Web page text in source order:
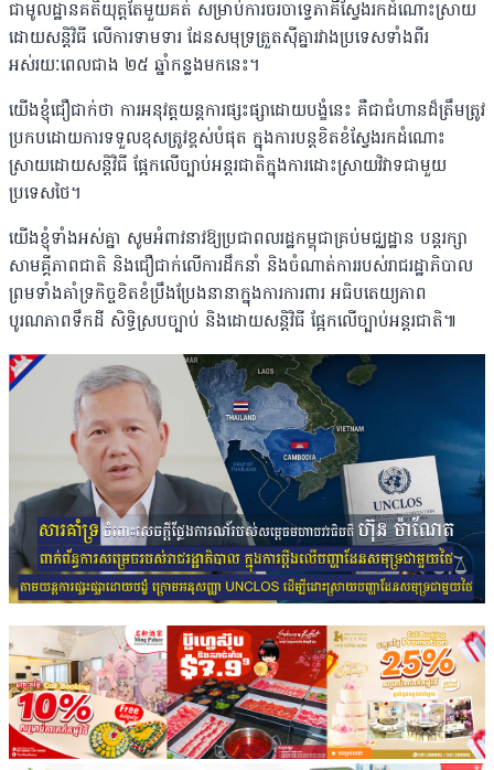
ជាមូលដ្ឋានគតិយុត្តតែមួយគត់ សម្រាប់ការចរចាទ្វេភាគីស្វែងរកដំណោះស្រាយ
ដោយសន្តិវិធី លើការទាមទារ ដែនសមុទ្រត្រួតស៊ីគ្នារវាងប្រទេសទាំងពីរ
អស់រយៈពេលជាង ២៥ ឆ្នាំកន្លងមកនេះ។
យើងខ្ញុំជឿជាក់ថា ការអនុវត្តយន្តការផ្សះផ្សាដោយបង្ខំនេះ គឺជាជំហានដ៏ត្រឹមត្រូវ
ប្រកបដោយការទទួលខុសត្រូវខ្ពស់បំផុត ក្នុងការបន្តខិតខំស្វែងរកដំណោះ
ស្រាយដោយសន្តិវិធី ផ្អែកលើច្បាប់អន្តរជាតិក្នុងការដោះស្រាយវិវាទជាមួយ
ប្រទេសថៃ។
យើងខ្ញុំទាំងអស់គ្នា សូមអំពាវនាវឱ្យប្រជាពលរដ្ឋកម្ពុជាគ្រប់មជ្ឈដ្ឋាន បន្តរក្សា
សាមគ្គីភាពជាតិ និងជឿជាក់លើការដឹកនាំ និងចំណាត់ការរបស់រាជរដ្ឋាភិបាល
ព្រមទាំងគាំទ្រកិច្ចខិតខំប្រឹងប្រែងនានាក្នុងការការពារ អធិបតេយ្យភាព
បូរណភាពទឹកដី សិទ្ធិស្របច្បាប់ និងដោយសន្តិវិធី ផ្អែកលើច្បាប់អន្តរជាតិ៕